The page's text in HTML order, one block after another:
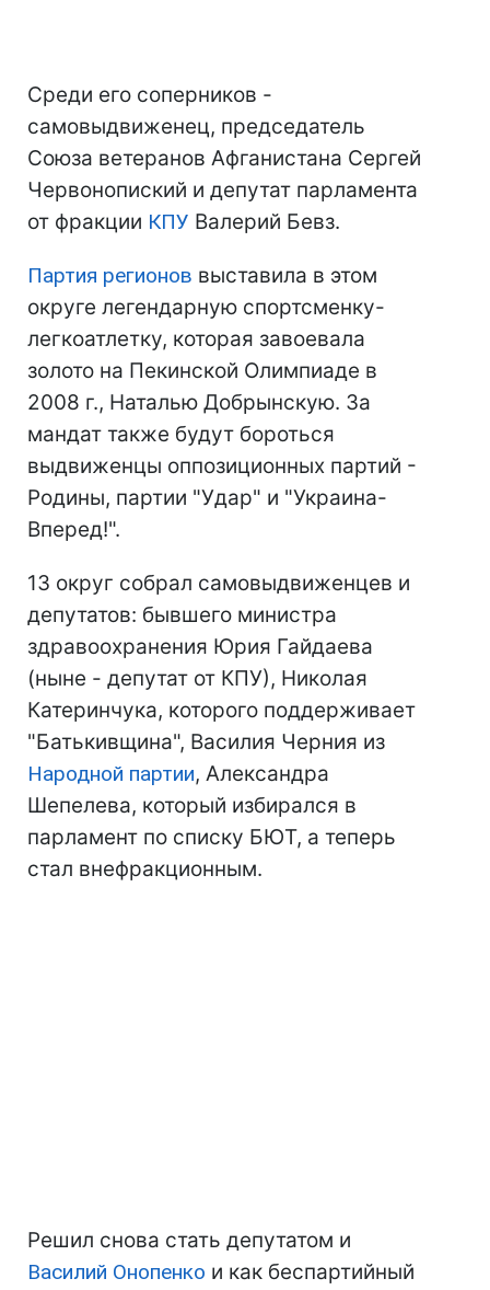
Среди его соперников -
самовыдвиженец, председатель
Союза ветеранов Афганистана Сергей
Червонопиский и депутат парламента
от фракции КПУ Валерий Бевз.
Партия регионов выставила в этом
округе легендарную спортсменку-
легкоатлетку, которая завоевала
золото на Пекинской Олимпиаде в
2008 г., Наталью Добрынскую. За
мандат также будут бороться
выдвиженцы оппозиционных партий -
Родины, партии "Удар" и "Украина-
Вперед!".
13 округ собрал самовыдвиженцев и
депутатов: бывшего министра
здравоохранения Юрия Гайдаева
(ныне - депутат от КПУ), Николая
Катеринчука, которого поддерживает
"Батькивщина", Василия Черния из
Народной партии, Александра
Шепелева, который избирался в
парламент по списку БЮТ, а теперь
стал внефракционным.
Решил снова стать депутатом и
Василий Онопенко и как беспартийный